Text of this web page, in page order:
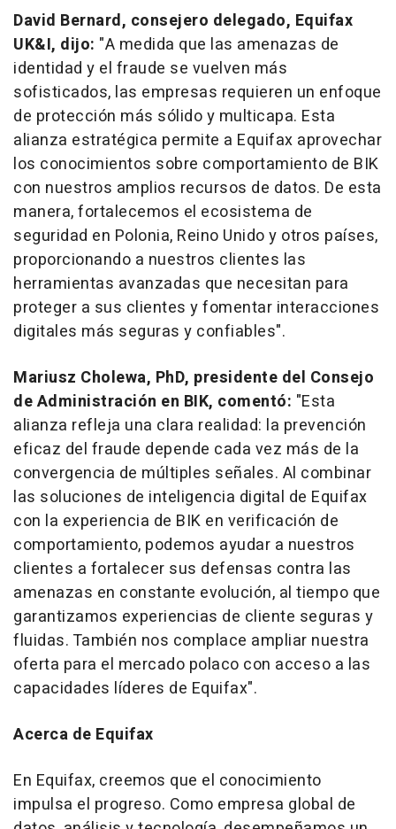
David Bernard, consejero delegado, Equifax
UK&I, dijo: "A medida que las amenazas de
identidad y el fraude se vuelven más
sofisticados, las empresas requieren un enfoque
de protección más sólido y multicapa. Esta
alianza estratégica permite a Equifax aprovechar
los conocimientos sobre comportamiento de BIK
con nuestros amplios recursos de datos. De esta
manera, fortalecemos el ecosistema de
seguridad en Polonia, Reino Unido y otros países,
proporcionando a nuestros clientes las
herramientas avanzadas que necesitan para
proteger a sus clientes y fomentar interacciones
digitales más seguras y confiables".
Mariusz Cholewa, PhD, presidente del Consejo
de Administración en BIK, comentó: "Esta
alianza refleja una clara realidad: la prevención
eficaz del fraude depende cada vez más de la
convergencia de múltiples señales. Al combinar
las soluciones de inteligencia digital de Equifax
con la experiencia de BIK en verificación de
comportamiento, podemos ayudar a nuestros
clientes a fortalecer sus defensas contra las
amenazas en constante evolución, al tiempo que
garantizamos experiencias de cliente seguras y
fluidas. También nos complace ampliar nuestra
oferta para el mercado polaco con acceso a las
capacidades líderes de Equifax".
Acerca de Equifax
En Equifax, creemos que el conocimiento
impulsa el progreso. Como empresa global de